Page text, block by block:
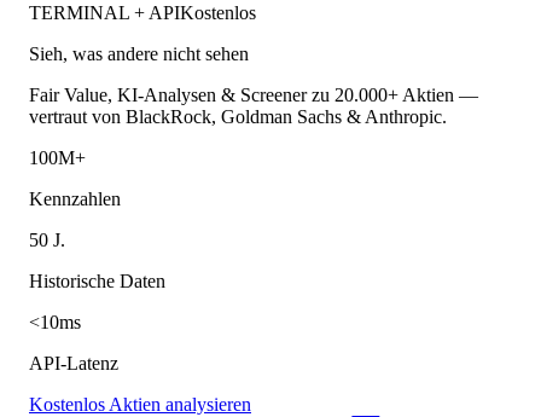
TERMINAL + APIKostenlos
Sieh, was andere nicht sehen
Fair Value, KI-Analysen & Screener zu 20.000+ Aktien —
vertraut von BlackRock, Goldman Sachs & Anthropic.
100M+
Kennzahlen
50 J.
Historische Daten
<10ms
API-Latenz
Kostenlos Aktien analysieren